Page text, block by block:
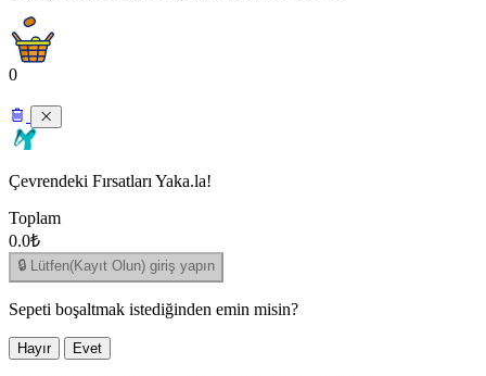
0
Çevrendeki Fırsatları Yaka.la!
Toplam
0.0₺
🔒 Lütfen(Kayıt Olun) giriş yapın
Sepeti boşaltmak istediğinden emin misin?
Hayır Evet